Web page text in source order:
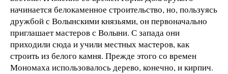
начинается белокаменное строительство, но, пользуясь
дружбой с Волынскими князьями, он первоначально
приглашает мастеров с Волыни. С запада они
приходили сюда и учили местных мастеров, как
строить из белого камня. Прежде этого со времен
Мономаха использовалось дерево, конечно, и кирпич.